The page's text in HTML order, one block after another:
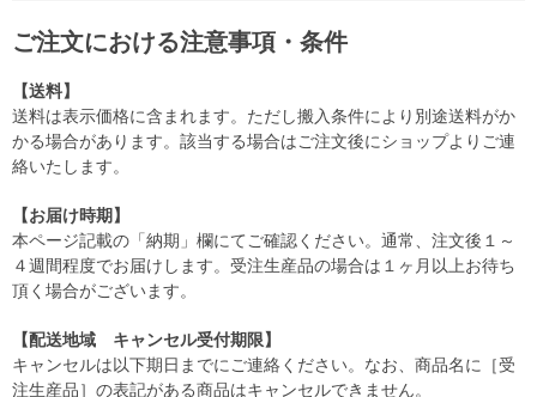
ご注文における注意事項・条件
【送料】
送料は表示価格に含まれます。ただし搬入条件により別途送料がか
かる場合があります。該当する場合はご注文後にショップよりご連
絡いたします。
【お届け時期】
本ページ記載の「納期」欄にてご確認ください。通常、注文後１～
４週間程度でお届けします。受注生産品の場合は１ヶ月以上お待ち
頂く場合がございます。
【配送地域 キャンセル受付期限】
キャンセルは以下期日までにご連絡ください。なお、商品名に［受
注生産品］の表記がある商品はキャンセルできません。